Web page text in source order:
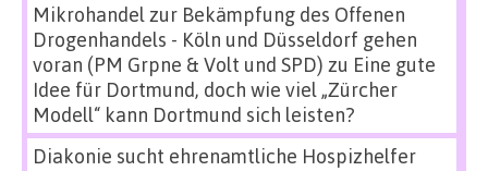
Mikrohandel zur Bekämpfung des Offenen
Drogenhandels - Köln und Düsseldorf gehen
voran (PM Grpne & Volt und SPD) zu Eine gute
Idee für Dortmund, doch wie viel „Zürcher
Modell“ kann Dortmund sich leisten?
Diakonie sucht ehrenamtliche Hospizhelfer